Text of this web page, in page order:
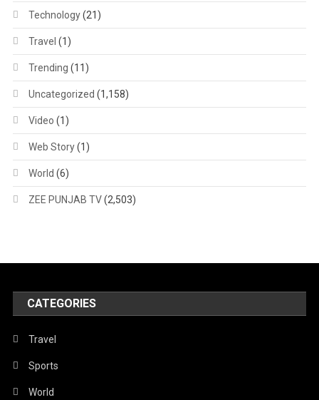
Technology(21)
Travel (1)
Trending (11)
Uncategorized (1,158)
Video (1)
Web Story(1)
World (6)
ZEE PUNJAB TV(2,503)
CATEGORIES
Travel
Sports
World